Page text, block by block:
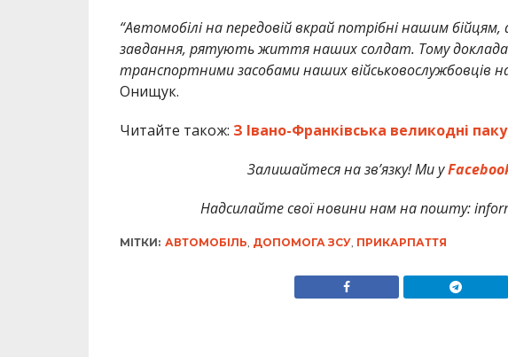
“Автомобілі на передовій вкрай потрібні нашим
завдання, рятують життя наших солдат. Тому
транспортними засобами наших військовослужбовців на
Онищук.
Читайте також: З Івано-Франківська великодні
Залишайтеся на зв’язку! Ми у
Надсилайте свої новини нам на пошту:
МІТКИ: АВТОМОБІЛЬ, ДОПОМОГА ЗСУ, ПРИКАРПАТТЯ